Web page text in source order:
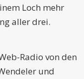
Loch mehr
aller drei.
Radio von den
und